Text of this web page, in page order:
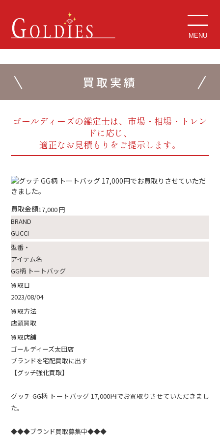
MENU
買取実績
ゴールディーズの鑑定士は、市場・相場・トレン
ドに応じ、
適正なお見積もりをご提示します。
買取金額17,000円
BRAND
GUCCI
型番・
アイテム名
GG柄 トートバッグ
買取日
2023/08/04
買取方法
店頭買取
買取店舗
ゴールディーズ太田店
ブランドを宅配買取に出す
【グッチ強化買取】
グッチ GG柄 トートバッグ 17,000円でお買取りさせていただきまし
た。
◆◆◆ブランド買取募集中◆◆◆